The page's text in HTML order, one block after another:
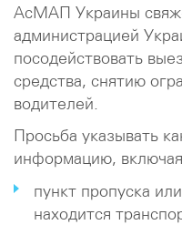
АсМАП Украины
администрацией
посодействовать
средства, снятию
водителей.
Просьба указывать
информацию,
пункт пропуска
находится